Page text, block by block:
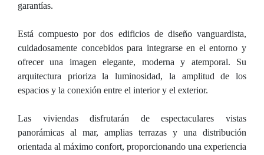
garantías.
Está compuesto por dos edificios de diseño vanguardista,
cuidadosamente concebidos para integrarse en el entorno y
ofrecer una imagen elegante, moderna y atemporal. Su
arquitectura prioriza la luminosidad, la amplitud de los
espacios y la conexión entre el interior y el exterior.
Las viviendas disfrutarán de espectaculares vistas
panorámicas al mar, amplias terrazas y una distribución
orientada al máximo confort, proporcionando una experiencia